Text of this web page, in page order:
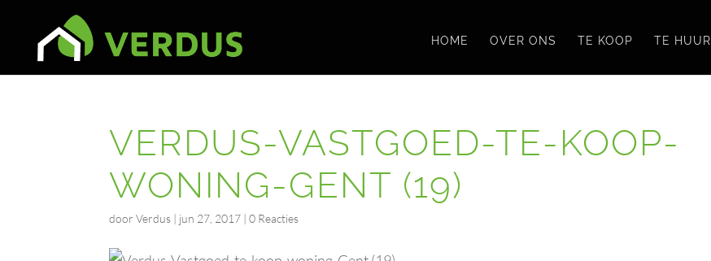
HOME OVER ONS TE KOOP TE HUUR
VERDUS-VASTGOED-TE-KOOP-
WONING-GENT (19)
doorVerdus | jun 27, 2017 |0 Reacties